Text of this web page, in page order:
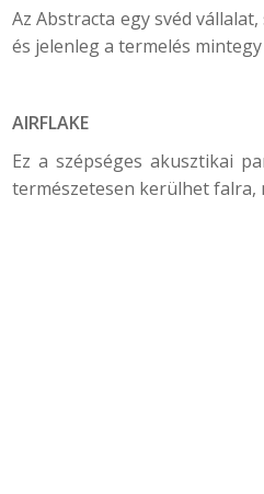
Az Abstracta egy svéd
és jelenleg a termelés
AIRFLAKE
Ez a szépséges akusztikai
természetesen kerülhet falra,